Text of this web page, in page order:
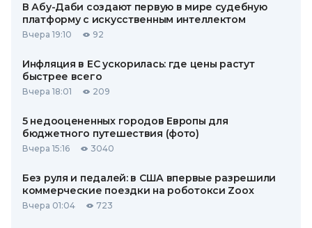
В Абу-Даби создают первую в мире судебную
платформу с искусственным интеллектом
Вчера 19:10 92
Инфляция в ЕС ускорилась: где цены растут
быстрее всего
Вчера 18:01 209
5 недооцененных городов Европы для
бюджетного путешествия (фото)
Вчера 15:16 3040
Без руля и педалей: в США впервые разрешили
коммерческие поездки на роботокси Zoox
Вчера 01:04 723